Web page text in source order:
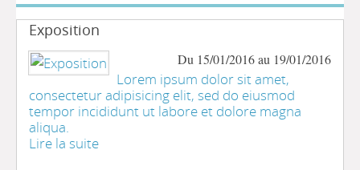
Exposition
Du 15/01/2016 au 19/01/2016
Lorem ipsum dolor sit amet,
consectetur adipisicing elit, sed do eiusmod
tempor incididunt ut labore et dolore magna
aliqua.
Lire la suite